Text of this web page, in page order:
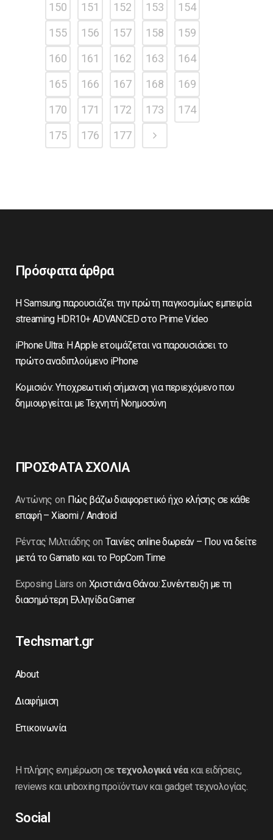
150
151 152 153
154
155
156 157 158
159
160
161 162 163
164
165
166 167 168
169
170
171 172 173
174
175
176 177
Πρόσφατα άρθρα
Η Samsung παρουσιάζει την πρώτη παγκοσμίως εμπειρία
streaming HDR10+ ADVANCED στο Prime Video
iPhone Ultra: Η Apple ετοιμάζεται να παρουσιάσει το
πρώτο αναδιπλούμενο iPhone
Κομισιόν: Υποχρεωτική σήμανση για περιεχόμενο που
δημιουργείται με Τεχνητή Νοημοσύνη
ΠΡΟΣΦΑΤΑ ΣΧΟΛΙΑ
Αντώνης on Πώς βάζω διαφορετικό ήχο κλήσης σε κάθε
επαφή – Xiaomi / Android
Ρέντας Μιλτιάδης onΤαινίες online δωρεάν – Που να δείτε
μετά το Gamato και το PopCorn Time
Exposing Liars on Χριστιάνα Θάνου: Συνέντευξη με τη
διασημότερη Ελληνίδα Gamer
Techsmart.gr
About
Διαφήμιση
Επικοινωνία
Η πλήρης ενημέρωση σετεχνολογικά νέακαι ειδήσεις,
reviews και unboxing προϊόντων και gadget τεχνολογίας.
Social